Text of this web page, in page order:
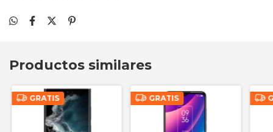
Productos similares
GRATIS GRATIS